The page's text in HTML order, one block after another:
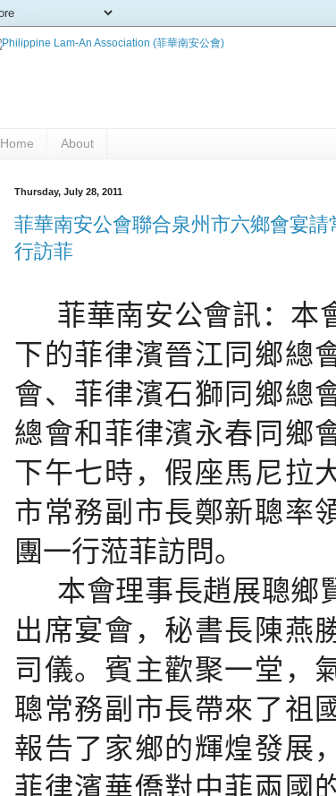
Home About
Thursday, July 28, 2011
菲華南安公會聯合泉州市六鄉會宴
行訪菲
菲華南安公會訊：本
下的菲律濱晉江同鄉總
會、菲律濱石獅同鄉總
總會和菲律濱永春同鄉
下午七時，假座馬尼拉
市常務副市長鄭新聰率
團一行蒞菲訪問。
本會理事長趙展聰鄉
出席宴會，秘書長陳燕
司儀。賓主歡聚一堂，
聰常務副市長帶來了祖
報告了家鄉的輝煌發展
菲律濱華僑對中菲兩國